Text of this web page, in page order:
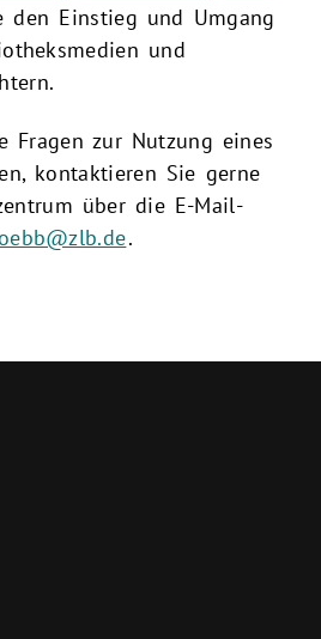
den Einstieg und Umgang
und
Fragen zur Nutzung eines
kontaktieren Sie gerne
über die E-Mail-
.